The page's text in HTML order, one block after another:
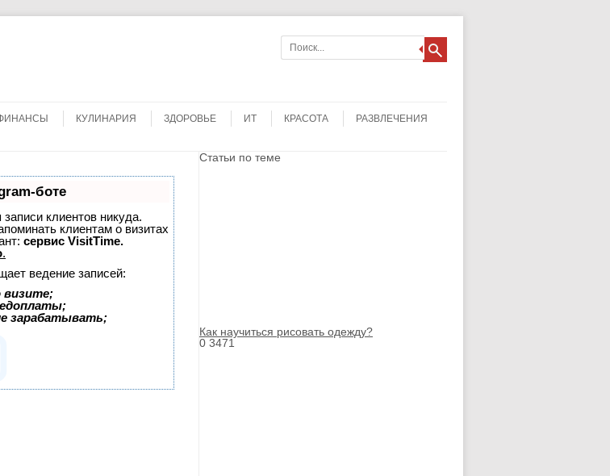
КУЛИНАРИЯ ЗДОРОВЬЕ ИТ КРАСОТА
РАЗВЛЕЧЕНИЯ
боте
клиентов никуда.
клиентам о визитах
сервис VisitTime.
.
ведение записей:
визите;
зарабатывать;
Статьи по теме
Как научиться рисовать одежду?
0 3471